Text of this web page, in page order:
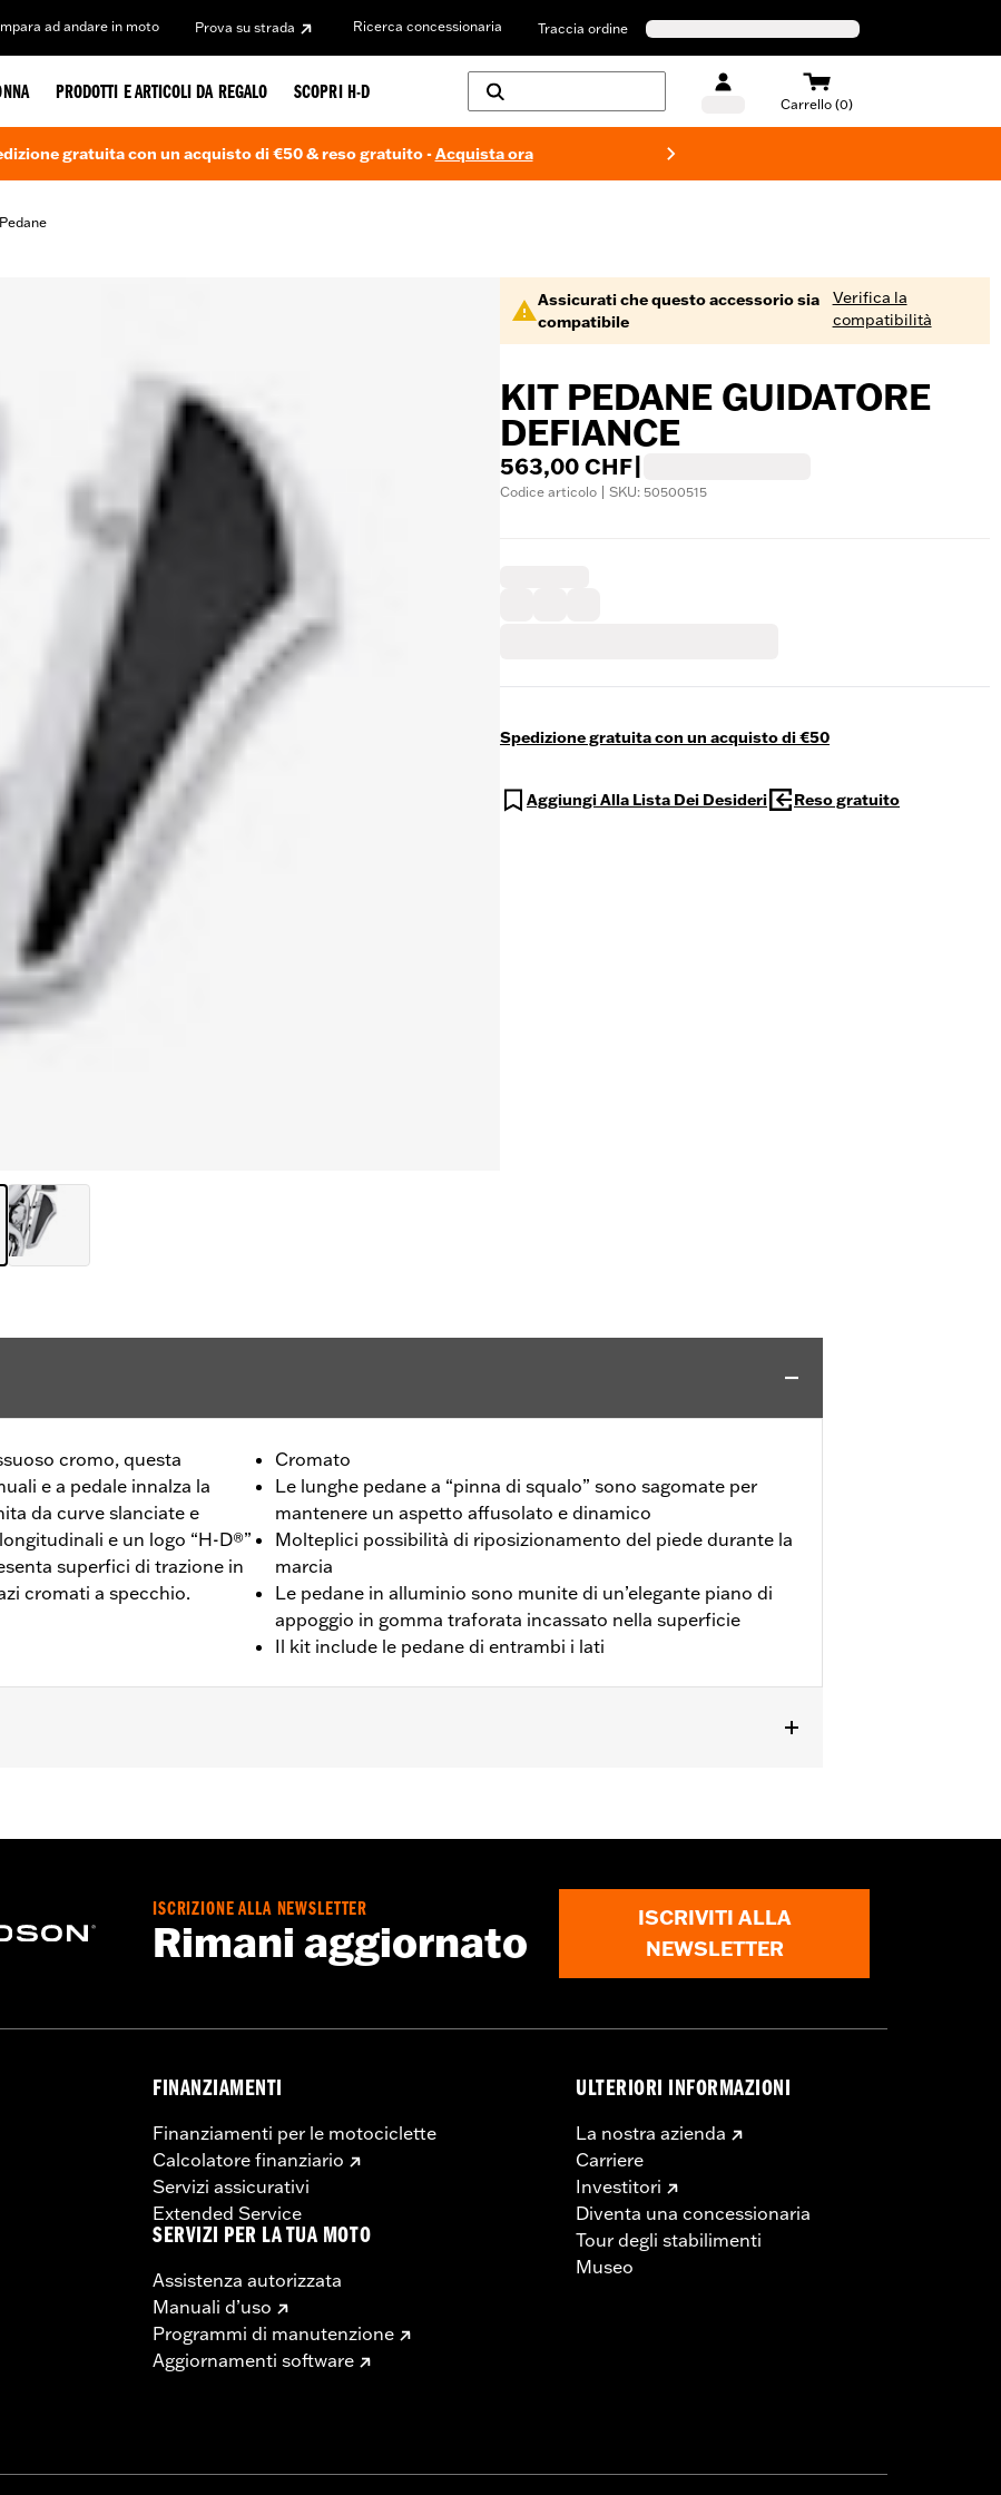
ad andare in moto Prova su strada Ricerca concessionaria Traccia ordine
PRODOTTI E ARTICOLI DA REGALO SCOPRI H-D
Carrello (0)
gratuita con un acquisto di €50 & reso gratuito -Acquista ora
Pedane
Assicurati che questo accessorio sia
compatibile
Verifica la
compatibilità
KIT PEDANE GUIDATORE
DEFIANCE
563,00 CHF
Codice articolo | SKU: 50500515
Spedizione gratuita con un acquisto di €50
Aggiungi Alla Lista Dei Desideri Reso gratuito
cromo, questa
e a pedale innalza la
da curve slanciate e
e un logo “H-D®”
superfici di trazione in
cromati a specchio.
Cromato
Le lunghe pedane a “pinna di squalo” sono sagomate per
mantenere un aspetto affusolato e dinamico
Molteplici possibilità di riposizionamento del piede durante la
marcia
Le pedane in alluminio sono munite di un’elegante piano di
appoggio in gomma traforata incassato nella superficie
Il kit include le pedane di entrambi i lati
Ergo Jiffy P/N 50000091 o prolunga cavalletto Jiffy P/N 50233-00, 50000008 o 50000023.
ISCRIZIONE ALLA NEWSLETTER
Rimani aggiornato
ISCRIVITI ALLA
NEWSLETTER
FINANZIAMENTI
Finanziamenti per le motociclette
Calcolatore finanziario
Servizi assicurativi
Extended Service
SERVIZI PER LA TUA MOTO
Assistenza autorizzata
Manuali d’uso
Programmi di manutenzione
Aggiornamenti software
ULTERIORI INFORMAZIONI
La nostra azienda
Carriere
Investitori
Diventa una concessionaria
Tour degli stabilimenti
Museo